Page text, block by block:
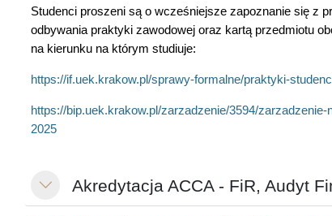
Studenci proszeni są o wcześniejsze zapoznanie się z
odbywania praktyki zawodowejoraz kartą przedmiotu
na kierunku na którym studiuje:
https://if.uek.krakow.pl/sprawy-formalne/praktyki-
https://bip.uek.krakow.pl/zarzadzenie/3594/zarzadzenie-
2025
MinimalizujAkredytacja ACCA - FiR, Audyt